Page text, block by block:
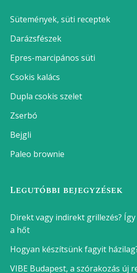
Sütemények, süti receptek
Darázsfészek
Epres-marcipános süti
Csokis kalács
Dupla csokis szelet
Zserbó
Bejgli
Paleo brownie
Legutóbbi bejegyzések
Direkt vagy indirekt grillezés?
a hőt
Hogyan készítsünk fagyit
VIBE Budapest, a szórakozás új